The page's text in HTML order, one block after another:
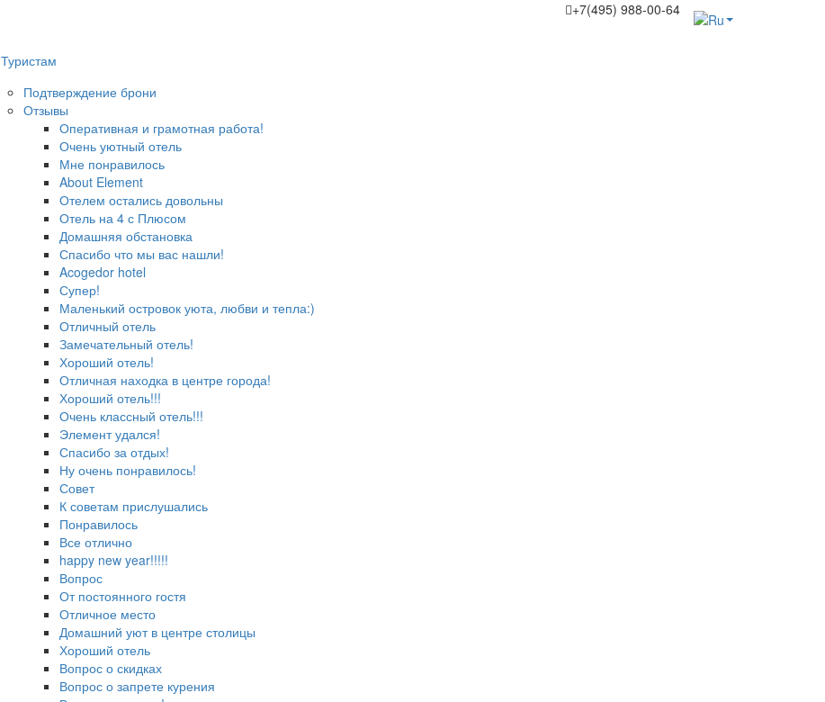
+7(495) 988-00-64
Туристам
Подтверждение брони
Отзывы
Оперативная и грамотная работа!
Очень уютный отель
Мне понравилось
About Element
Отелем остались довольны
Отель на 4 с Плюсом
Домашняя обстановка
Спасибо что мы вас нашли!
Acogedor hotel
Супер!
Маленький островок уюта, любви и тепла:)
Отличный отель
Замечательный отель!
Хороший отель!
Отличная находка в центре города!
Хороший отель!!!
Очень классный отель!!!
Элемент удался!
Спасибо за отдых!
Ну очень понравилось!
Совет
К советам прислушались
Понравилось
Все отлично
happy new year!!!!!
Вопрос
От постоянного гостя
Отличное место
Домашний уют в центре столицы
Хороший отель
Вопрос о скидках
Вопрос о запрете курения